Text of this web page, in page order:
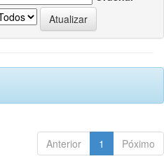
Anterior 1 Póximo